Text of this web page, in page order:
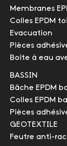
Membranes
Colles EPDM
Evacuation
Pièces
Boite à eau
BASSIN
Bâche EPDM
Colles EPDM
Pièces
GEOTEXTILE
Feutre anti-